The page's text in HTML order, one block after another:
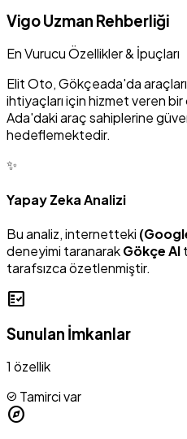
Vigo Uzman Rehberliği
En Vurucu Özellikler & İpuçları
Elit Oto, Gökçeada'da
ihtiyaçları için hizmet veren
Ada'daki araç sahiplerine
hedeflemektedir.
✨
Yapay Zeka Analizi
Bu analiz, internetteki
deneyimi taranarakGökçe AI
tarafsızca özetlenmiştir.
fact_check
Sunulan İmkanlar
1 özellik
check_circle Tamirci var
explore